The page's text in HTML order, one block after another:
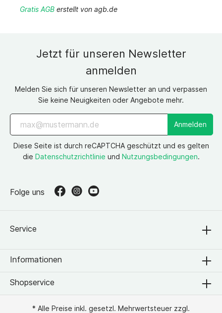
Gratis AGB erstellt von agb.de
Jetzt für unseren Newsletter
anmelden
Melden Sie sich für unseren Newsletter an und verpassen
Sie keine Neuigkeiten oder Angebote mehr.
Diese Seite ist durch reCAPTCHA geschützt und es gelten
die Datenschutzrichtlinie und Nutzungsbedingungen.
Anmelden
Service
Folge uns
Informationen
Shopservice
* Alle Preise inkl. gesetzl. Mehrwertsteuer zzgl.